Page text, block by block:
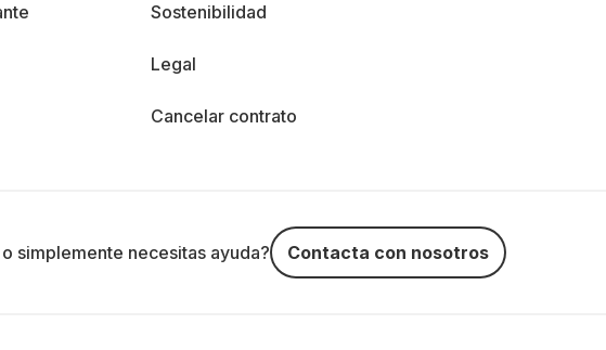
Sostenibilidad
Legal
Cancelar contrato
simplemente necesitas ayuda? Contacta con nosotros